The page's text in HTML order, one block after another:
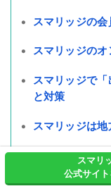
スマリッジの会
スマリッジの
スマリッジで
と対策
スマリッジは地
スマリッジの退
スマリ
公式サイト